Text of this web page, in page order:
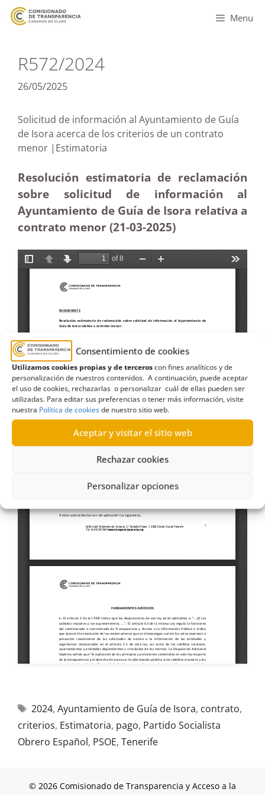
Consentimiento de cookies
Utilizamos cookies propias y de terceroscon fines analíticos y de
personalización de nuestros contenidos. A continuación, puede aceptar
el uso de cookies, rechazarlas o personalizar cuál de ellas pueden ser
utilizadas. Para editar sus preferencias o tener más información, visite
nuestra Política de cookiesde nuestro sitio web.
Aceptar y visitar el sitio web
Rechazar cookies
Personalizar opciones
Menu
R572/2024
26/05/2025
Solicitud de información al Ayuntamiento de Guía
de Isora acerca de los criterios de un contrato
menor |Estimatoria
Resolución estimatoria de reclamación
sobre solicitud de información al
Ayuntamiento de Guía de Isora relativa a
contrato menor (21-03-2025)
2024, Ayuntamiento de Guía de Isora, contrato,
criterios, Estimatoria, pago, Partido Socialista
Obrero Español, PSOE, Tenerife
© 2026 Comisionado de Transparencia y Acceso a la